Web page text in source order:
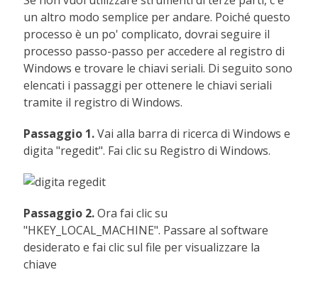
un altro modo semplice per andare. Poiché questo
processo è un po' complicato, dovrai seguire il
processo passo-passo per accedere al registro di
Windows e trovare le chiavi seriali. Di seguito sono
elencati i passaggi per ottenere le chiavi seriali
tramite il registro di Windows.
Passaggio 1.Vai alla barra di ricerca di Windows e
digita "regedit". Fai clic su Registro di Windows.
Passaggio 2.Ora fai clic su
"HKEY_LOCAL_MACHINE". Passare al software
desiderato e fai clic sul file per visualizzare la
chiave